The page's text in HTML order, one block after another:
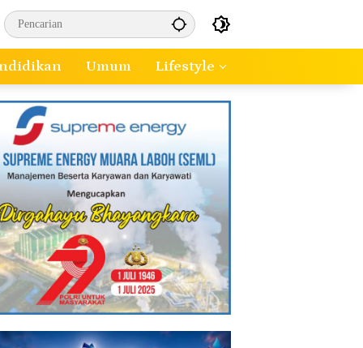
Umum Lifestyle